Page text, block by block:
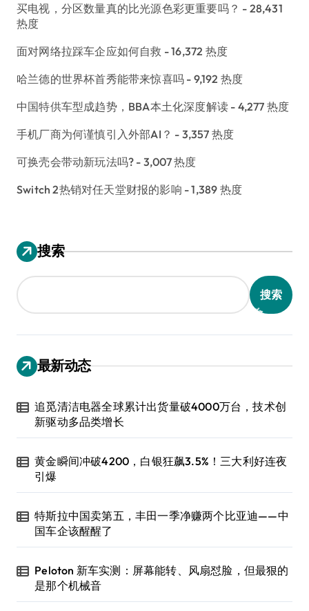
买电视，分区数量真的比光源色彩更重要吗？ - 28,431
热度
面对网络拉踩车企应如何自救 - 16,372 热度
哈兰德的世界杯首秀能带来惊喜吗 - 9,192 热度
中国特供车型成趋势，BBA本土化深度解读 - 4,277 热度
手机厂商为何谨慎引入外部AI？ - 3,357 热度
可换壳会带动新玩法吗? - 3,007 热度
Switch 2热销对任天堂财报的影响 - 1,389 热度
搜索
搜索
最新动态
追觅清洁电器全球累计出货量破4000万台，技术创
新驱动多品类增长
黄金瞬间冲破4200，白银狂飙3.5%！三大利好连夜
引爆
特斯拉中国卖第五，丰田一季净赚两个比亚迪——中
国车企该醒醒了
Peloton 新车实测：屏幕能转、风扇怼脸，但最狠的
是那个机械音